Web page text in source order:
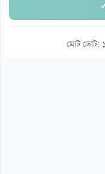
মোট ভোট: